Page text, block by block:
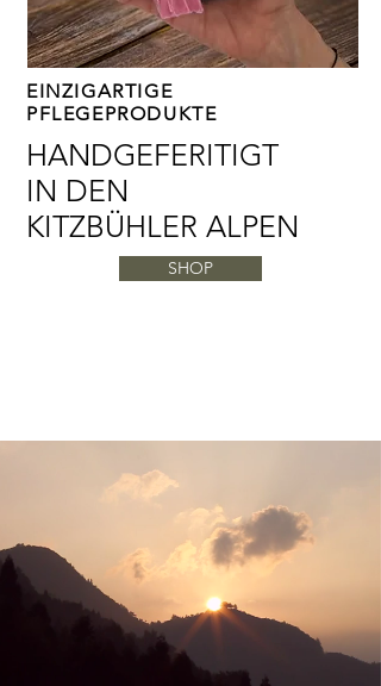
EINZIGARTIGE
PFLEGEPRODUKTE
HANDGEFERITIGT
IN DEN
KITZBÜHLER ALPEN
SHOP